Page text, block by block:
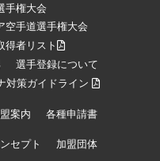
手権大会
空手道選手権大会
得者リスト
選手登録について
対策ガイドライン
案内 各種申請書
セプト
加盟団体